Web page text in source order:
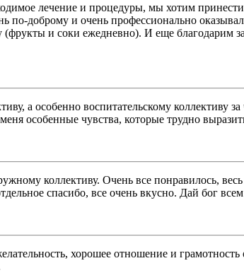
лечение и процедуры, мы хотим
по-доброму и очень профессионально
и соки ежедневно). И еще благодарим
а особенно воспитательскому коллективу
особенные чувства, которые трудно
коллективу. Очень все понравилось,
спасибо, все очень вкусно. Дай бог
хорошее отношение и